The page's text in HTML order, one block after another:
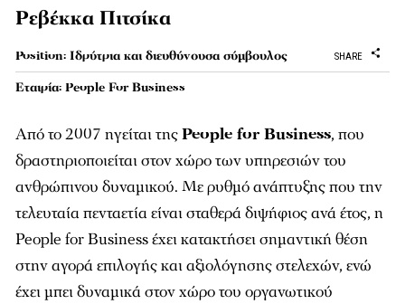
Ρεβέκκα Πιτσίκα
SHARE
Position: Ιδρύτρια και διευθύνουσα σύμβουλος
Εταιρία: People For Business
Από το 2007 ηγείται τηςPeople for Business, που
δραστηριοποιείται στον χώρο των υπηρεσιών του
ανθρώπινου δυναμικού. Με ρυθμό ανάπτυξης που την
τελευταία πενταετία είναι σταθερά διψήφιος ανά έτος, η
People for Business έχει κατακτήσει σημαντική θέση
στην αγορά επιλογής και αξιολόγησης στελεχών, ενώ
έχει μπει δυναμικά στον χώρο του οργανωτικού